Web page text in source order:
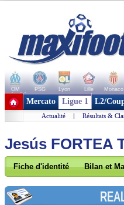
OM PSG Lyon Lille Monaco
+ de clubs
Mercato Ligue 1 L2/
Actualité | Résultats &
Jesús FORTEA
Fiche d'identité Bilan et